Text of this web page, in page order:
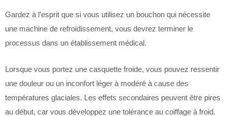
Gardez à l’esprit que si vous utilisez un bouchon qui nécessite
une machine de refroidissement, vous devrez terminer le
processus dans un établissement médical.
Lorsque vous portez une casquette froide, vous pouvez ressentir
une douleur ou un inconfort léger à modéré à cause des
températures glaciales. Les effets secondaires peuvent être pires
au début, car vous développez une tolérance au coiffage à froid.